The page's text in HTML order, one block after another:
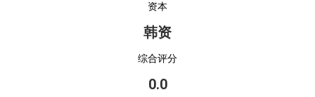
资本
韩资
综合评分
0.0